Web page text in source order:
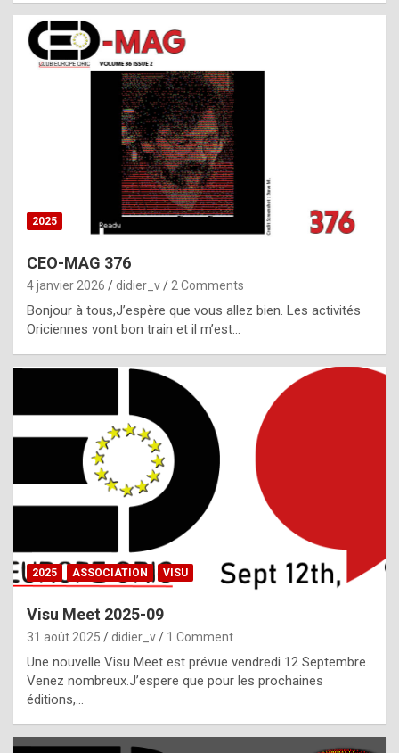
c
h
i
s
t
o
r
p
e
c
i
l
,
g
h
t
f
2025
CEO-MAG 376
4 janvier 2026 didier_v 2 Comments
Bonjour à tous,J’espère que vous allez bien. Les activités
Oriciennes vont bon train et il m’est…
2025 ASSOCIATION VISU
Visu Meet 2025-09
31 août 2025 didier_v 1 Comment
Une nouvelle Visu Meet est prévue vendredi 12 Septembre.
Venez nombreux.J’espere que pour les prochaines
éditions,…